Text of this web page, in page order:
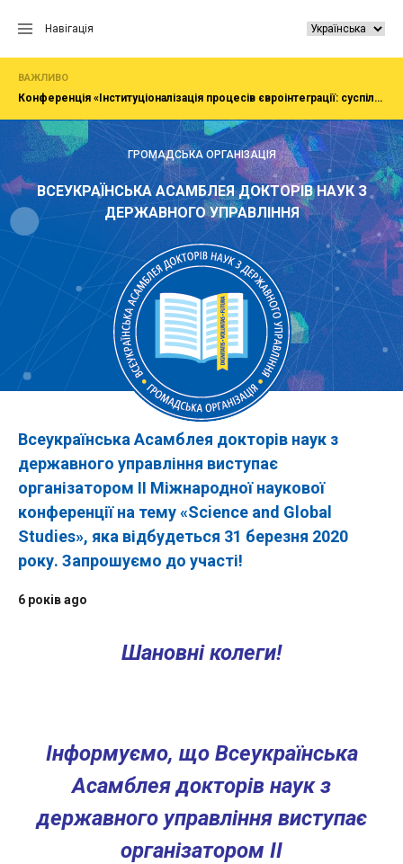
Навігація
ВАЖЛИВО
Конференція «Інституціоналізація процесів євроінтеграції: суспільство, економіка, адміністрування»
ГРОМАДСЬКА ОРГАНІЗАЦІЯ
ВСЕУКРАЇНСЬКА АСАМБЛЕЯ ДОКТОРІВ НАУК З
ДЕРЖАВНОГО УПРАВЛІННЯ
Всеукраїнська Асамблея докторів наук з
державного управління виступає
організатором ІІ Міжнародної наукової
конференції на тему «Science and Global
Studies», яка відбудеться 31 березня 2020
року. Запрошуємо до участі!
6 років ago
Шановні колеги!
Інформуємо, що Всеукраїнська
Асамблея докторів наук з
державного управління виступає
організатором ІІ